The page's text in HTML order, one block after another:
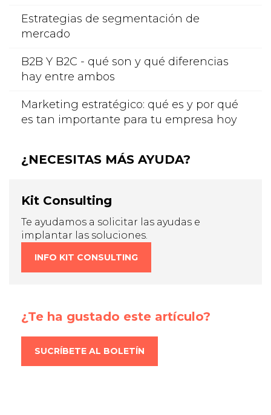
Estrategias de segmentación de
mercado
B2B Y B2C - qué son y qué diferencias
hay entre ambos
Marketing estratégico: qué es y por qué
es tan importante para tu empresa hoy
¿NECESITAS MÁS AYUDA?
Kit Consulting
Te ayudamos a solicitar las ayudas e
implantar las soluciones.
INFO KIT CONSULTING
¿Te ha gustado este artículo?
SUCRÍBETE AL BOLETÍN